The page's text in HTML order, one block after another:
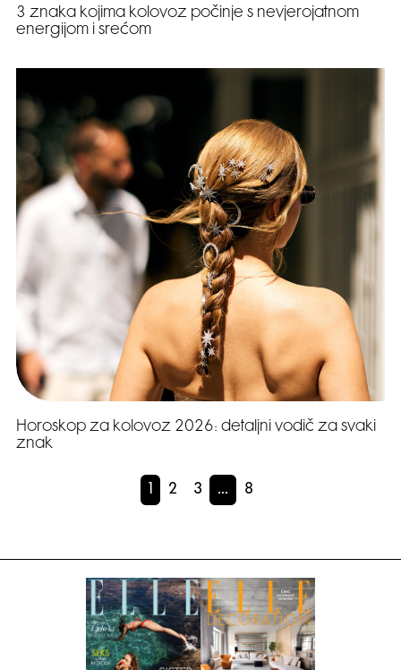
3 znaka kojima kolovoz počinje s nevjerojatnom
energijom i srećom
Horoskop za kolovoz 2026: detaljni vodič za svaki
znak
1 2 3 … 8